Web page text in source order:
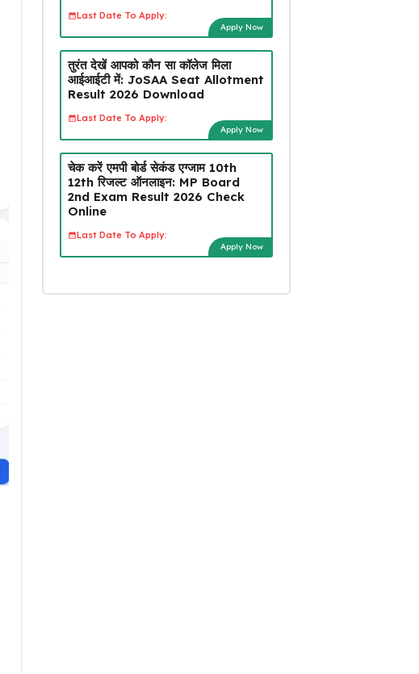
Last Date To Apply:
Apply Now
तुरंत देखें आपको कौन सा कॉलेज मिला
आईआईटी में: JoSAA Seat Allotment
Result 2026 Download
Last Date To Apply:
Apply Now
चेक करें एमपी बोर्ड सेकंड एग्जाम 10th
12th रिजल्ट ऑनलाइन: MP Board
2nd Exam Result 2026 Check
Online
Last Date To Apply:
Apply Now